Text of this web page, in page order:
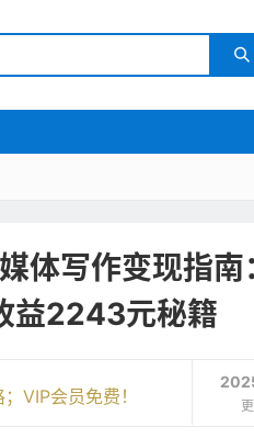

体写作变现指
益2243元秘籍
VIP会员免费！